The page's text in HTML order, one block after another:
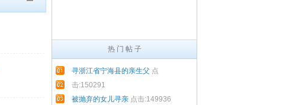
热 门 帖 子
寻浙江省宁海县的亲生父 点
击:150291
被抛弃的女儿寻亲 点击:149936